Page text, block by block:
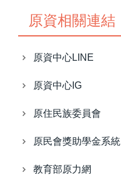
原資相關連結
原資中心LINE
原資中心IG
原住民族委員會
原民會獎助學金系統
教育部原力網